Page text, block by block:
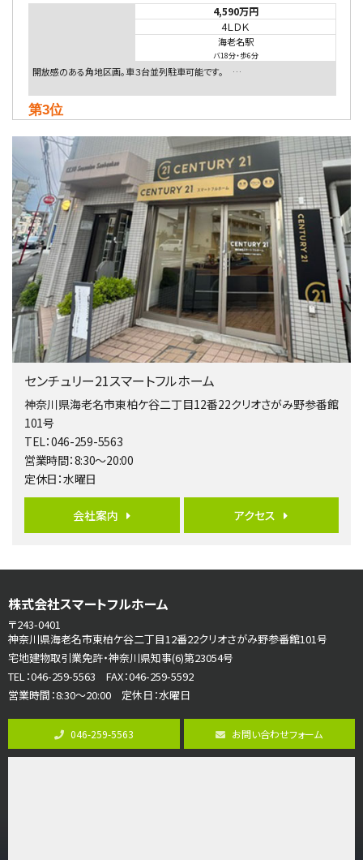
4,590万円
4ＬＤＫ
海老名駅
バ18分・歩6分
開放感のある角地区画。車３台並列駐車可能です。 …
第3位
4ＬＤＫ
淵野辺駅
歩17分
南側道路に面しており日当たり良好。 キッチンから…
第4位
5,480万円
4ＬＤＫ
相模大野駅
バ9分・歩4分
２０１５年６月築、積水ハウス施工住宅です。 南東…
第5位
3,680万円
バ15分・ 歩1分
リビングダイニング部分の床暖房完備 車並列2台駐…
第6位
4ＬＤＫ
橋本駅
海老名駅
バ12分 歩7分
大規模開発分譲地内の新築戸建！開発道路は幅員４.…
第8位
3,598万円
4ＬＤＫ
長後駅
センチュリー21スマートフルホーム
神奈川県海老名市東柏ケ谷二丁目12番22クリオさがみ野参番館
101号
TEL：046-259-5563
営業時間：8:30～20:00
定休日：水曜日
会社案内 アクセス
株式会社スマートフルホーム
〒243-0401
神奈川県海老名市東柏ケ谷二丁目12番22クリオさがみ野参番館101号
宅地建物取引業免許・神奈川県知事(6)第23054号
TEL：046-259-5563 FAX：046-259-5592
営業時間：8:30～20:00 定休日：水曜日
046-259-5563 お問い合わせフォーム